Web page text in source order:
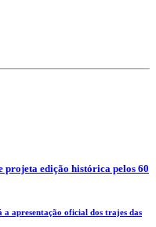
projeta edição histórica pelos 60
apresentação oficial dos trajes das